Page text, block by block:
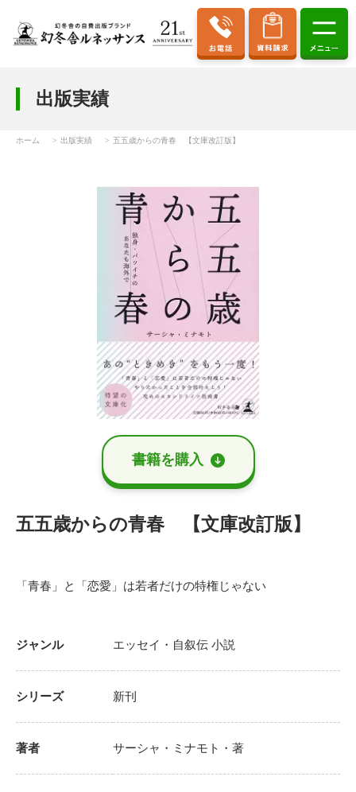
出版実績
ホーム 出版実績 五五歳からの青春 【文庫改訂版】
書籍を購⼊
五五歳からの青春 【文庫改訂版】
「青春」と「恋愛」は若者だけの特権じゃない
ジャンル エッセイ・自叙伝 小説
シリーズ 新刊
著者 サーシャ・ミナモト ・著